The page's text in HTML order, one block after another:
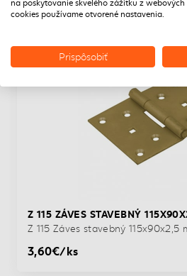
Z 115 ZÁVES STAVEBNÝ
Z 115 Záves stavebný 115x90x2,5
3,60€/ks
cookies používame otvorené nastavenia.
Prispôsobiť